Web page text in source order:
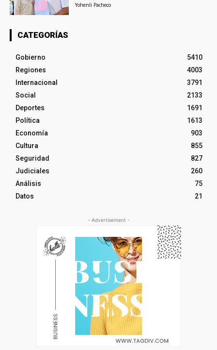
Yohenli Pacheco
CATEGORÍAS
Gobierno
5410
Regiones
4003
Internacional
3791
Social
2133
Deportes
1691
Política
1613
Economía
903
Cultura
855
Seguridad
827
Judiciales
260
Análisis
75
Datos
21
- Advertisement -